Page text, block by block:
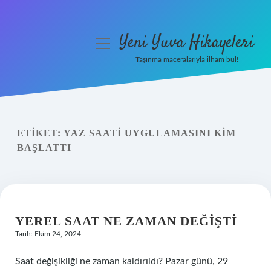
Yasal Uyarı
menüyüYeni Yuva Hikayeleri
Taşınma maceralarıyla ilham bul!
ETIKET: YAZ SAATI UYGULAMASINI KIM
BAŞLATTI
YEREL SAAT NE ZAMAN DEĞIŞTI
Tarih: Ekim 24, 2024
Saat değişikliği ne zaman kaldırıldı? Pazar günü, 29